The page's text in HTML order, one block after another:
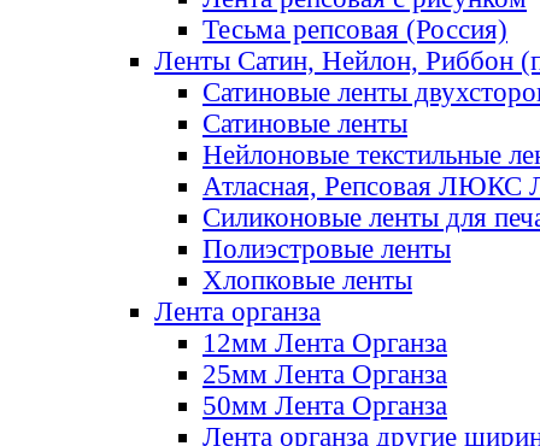
Тесьма репсовая (Россия)
Ленты Сатин, Нейлон, Риббон
Сатиновые ленты
Сатиновые ленты
Нейлоновые текстильные
Атласная, Репсовая ЛЮКС
Силиконовые ленты для
Полиэстровые ленты
Хлопковые ленты
Лента органза
12мм Лента Органза
25мм Лента Органза
50мм Лента Органза
Лента органза другие